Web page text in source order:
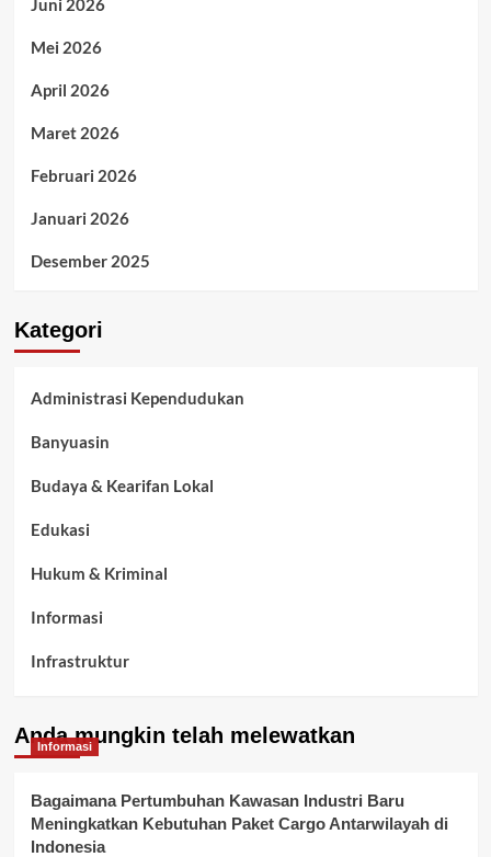
Mei 2026
April 2026
Maret 2026
Februari 2026
Januari 2026
Desember 2025
Kategori
Administrasi Kependudukan
Banyuasin
Budaya & Kearifan Lokal
Edukasi
Hukum & Kriminal
Informasi
Infrastruktur
Kepegawaian & ASN Banyuasin
Kesehatan
Keuangan
Anda mungkin telah melewatkan
Informasi
Bagaimana Pertumbuhan Kawasan Industri Baru
Meningkatkan Kebutuhan Paket Cargo Antarwilayah di
Indonesia